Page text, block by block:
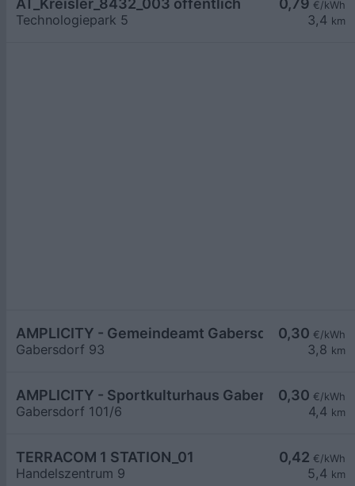
0,79 €/kWh
3,4 km
AT_Kreisler_8432_003 öffentlich
Technologiepark 5
0,30 €/kWh
3,8 km
AMPLICITY - Gemeindeamt Gabersdorf
Gabersdorf 93
0,30 €/kWh
4,4 km
AMPLICITY - Sportkulturhaus Gabersdorf
Gabersdorf 101/6
0,42 €/kWh
5,4 km
TERRACOM 1 STATION_01
Handelszentrum 9